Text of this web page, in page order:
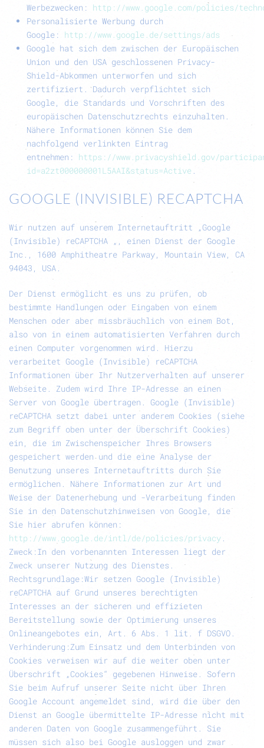
Werbezwecken: http://www.google.com/policies/
Personalisierte Werbung durch
Google: http://www.google.de/settings/ads
Google hat sich dem zwischen der Europäischen
Union und den USA geschlossenen Privacy-
Shield-Abkommen unterworfen und sich
zertifiziert. Dadurch verpflichtet sich
Google, die Standards und Vorschriften des
europäischen Datenschutzrechts einzuhalten.
Nähere Informationen können Sie dem
nachfolgend verlinkten Eintrag
entnehmen: https://www.privacyshield.gov/
id=a2zt000000001L5AAI&status=Active .
GOOGLE (INVISIBLE) RECAPTCHA
Wir nutzen auf unserem Internetauftritt „Google
(Invisible) reCAPTCHA „, einen Dienst der Google
Inc., 1600 Amphitheatre Parkway, Mountain View, CA
94043, USA.
Der Dienst ermöglicht es uns zu prüfen, ob
bestimmte Handlungen oder Eingaben von einem
Menschen oder aber missbräuchlich von einem Bot,
also von in einem automatisierten Verfahren durch
einen Computer vorgenommen wird. Hierzu
verarbeitet Google (Invisible) reCAPTCHA
Informationen über Ihr Nutzerverhalten auf unserer
Webseite. Zudem wird Ihre IP-Adresse an einen
Server von Google übertragen. Google (Invisible)
reCAPTCHA setzt dabei unter anderem Cookies (siehe
zum Begriff oben unter der Überschrift Cookies)
ein, die im Zwischenspeicher Ihres Browsers
gespeichert werden und die eine Analyse der
Benutzung unseres Internetauftritts durch Sie
ermöglichen. Nähere Informationen zur Art und
Weise der Datenerhebung und -Verarbeitung finden
Sie in den Datenschutzhinweisen von Google, die
Sie hier abrufen können:
http://www.google.de/intl/de/policies/privacy .
Zweck:In den vorbenannten Interessen liegt der
Zweck unserer Nutzung des Dienstes.
Rechtsgrundlage:Wir setzen Google (Invisible)
reCAPTCHA auf Grund unseres berechtigten
Interesses an der sicheren und effizieten
Bereitstellung sowie der Optimierung unseres
Onlineangebotes ein, Art. 6 Abs. 1 lit. f DSGVO.
Verhinderung:Zum Einsatz und dem Unterbinden von
Cookies verweisen wir auf die weiter oben unter
Überschrift „Cookies“ gegebenen Hinweise. Sofern
Sie beim Aufruf unserer Seite nicht über Ihren
Google Account angemeldet sind, wird die über den
Dienst an Google übermittelte IP-Adresse nicht mit
anderen Daten von Google zusammengeführt. Sie
müssen sich also bei Google ausloggen und zwar